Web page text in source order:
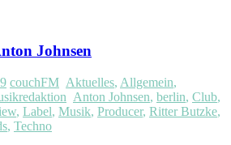
Johnsen
couchFM Aktuelles, Allgemein,
Anton Johnsen, berlin, Club,
, Label, Musik, Producer, Ritter Butzke,
, Techno